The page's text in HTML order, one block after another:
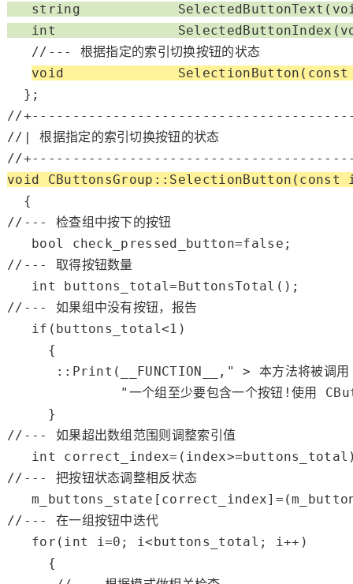
string SelectedButtonText(
int SelectedButtonIndex(
//--- 根据指定的索引切换按钮的状态
void SelectionButton( const
//
//| 根据指定的索引切换按钮的状态
//
void CButtonsGroup::SelectionButton( const
//--- 检查组中按下的按钮
bool
check_pressed_button=false
//--- 取得按钮数量
int
//--- 如果组中没有按钮，报告
if (buttons_total<1 )
{
:: Print ( __FUNCTION__ , " > 本方法将被调
"一个组至少要包含一个按钮!使用
//--- 如果超出数组范围则调整索引值
int
//--- 把按钮状态调整相反状态
//--- 在一组按钮中迭代
for ( int i=0 ; i<buttons_total; i++)
{